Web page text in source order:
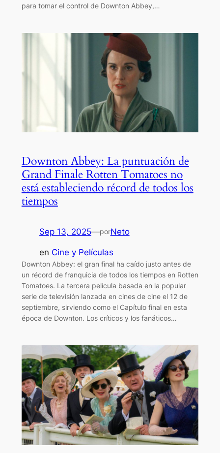
para tomar el control de Downton Abbey,…
Downton Abbey: La puntuación de
Grand Finale Rotten Tomatoes no
está estableciendo récord de todos los
tiempos
Sep 13, 2025—porNeto
en Cine y Películas
Downton Abbey: el gran final ha caído justo antes de
un récord de franquicia de todos los tiempos en Rotten
Tomatoes. La tercera película basada en la popular
serie de televisión lanzada en cines de cine el 12 de
septiembre, sirviendo como el Capítulo final en esta
época de Downton. Los críticos y los fanáticos…